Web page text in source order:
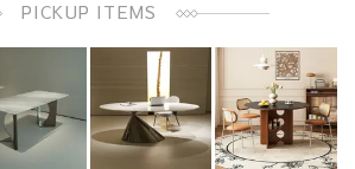
PICKUP ITEMS